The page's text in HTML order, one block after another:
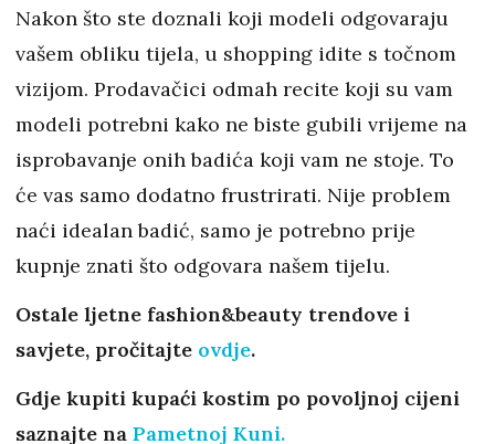
Nakon što ste doznali koji modeli odgovaraju
vašem obliku tijela, u shopping idite s točnom
vizijom. Prodavačici odmah recite koji su vam
modeli potrebni kako ne biste gubili vrijeme na
isprobavanje onih badića koji vam ne stoje. To
će vas samo dodatno frustrirati. Nije problem
naći idealan badić, samo je potrebno prije
kupnje znati što odgovara našem tijelu.
Ostale ljetne fashion&beauty trendove i
savjete, pročitajte ovdje.
Gdje kupiti kupaći kostim po povoljnoj cijeni
saznajte na Pametnoj Kuni.